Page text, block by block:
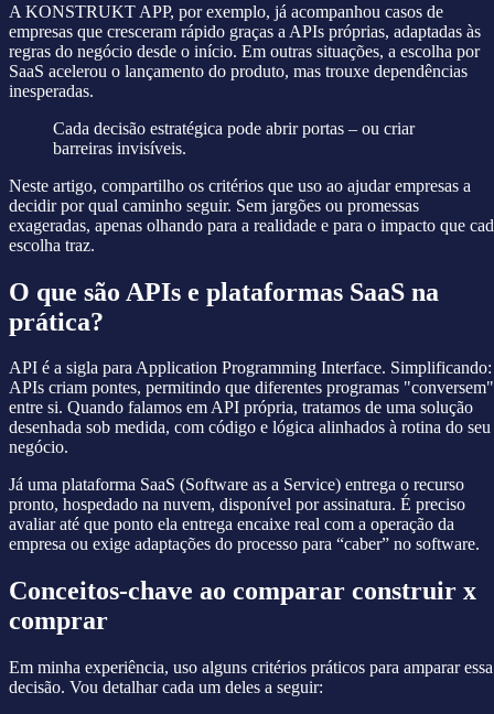
A KONSTRUKT APP, por exemplo, já acompanhou casos de
empresas que cresceram rápido graças a APIs próprias, adaptadas às
regras do negócio desde o início. Em outras situações, a escolha por
SaaS acelerou o lançamento do produto, mas trouxe dependências
inesperadas.
Cada decisão estratégica pode abrir portas – ou criar
barreiras invisíveis.
Neste artigo, compartilho os critérios que uso ao ajudar empresas a
decidir por qual caminho seguir. Sem jargões ou promessas
exageradas, apenas olhando para a realidade e para o impacto que
escolha traz.
O que são APIs e plataformas SaaS na
prática?
API é a sigla para Application Programming Interface. Simplificando:
APIs criam pontes, permitindo que diferentes programas "conversem"
entre si. Quando falamos em API própria, tratamos de uma solução
desenhada sob medida, com código e lógica alinhados à rotina do seu
negócio.
Já uma plataforma SaaS (Software as a Service) entrega o recurso
pronto, hospedado na nuvem, disponível por assinatura. É preciso
avaliar até que ponto ela entrega encaixe real com a operação da
empresa ou exige adaptações do processo para “caber” no software.
Conceitos-chave ao comparar construir x
comprar
Em minha experiência, uso alguns critérios práticos para amparar essa
decisão. Vou detalhar cada um deles a seguir: